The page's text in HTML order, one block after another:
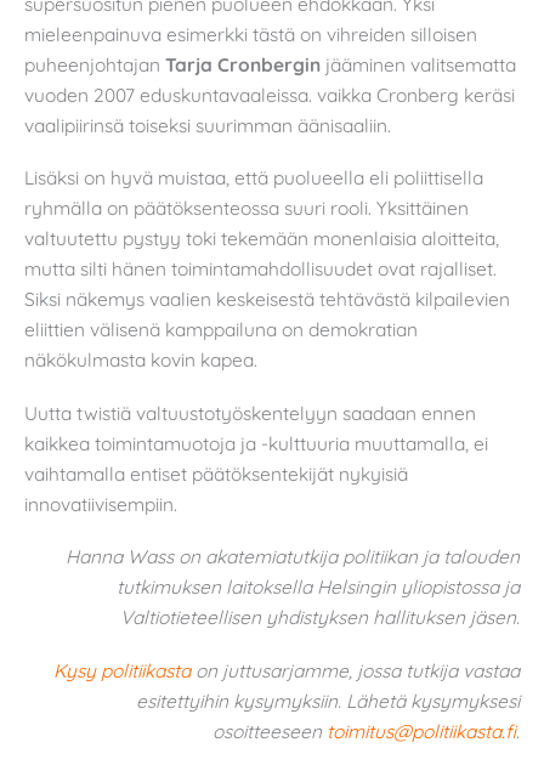
mieleenpainuva esimerkki tästä on vihreiden silloisen
puheenjohtajan Tarja Cronbergin jääminen valitsematta
vuoden 2007 eduskuntavaaleissa. vaikka Cronberg keräsi
vaalipiirinsä toiseksi suurimman äänisaaliin.
Lisäksi on hyvä muistaa, että puolueella eli poliittisella
ryhmälla on päätöksenteossa suuri rooli. Yksittäinen
valtuutettu pystyy toki tekemään monenlaisia aloitteita,
mutta silti hänen toimintamahdollisuudet ovat rajalliset.
Siksi näkemys vaalien keskeisestä tehtävästä kilpailevien
eliittien välisenä kamppailuna on demokratian
näkökulmasta kovin kapea.
Uutta twistiä valtuustotyöskentelyyn saadaan ennen
kaikkea toimintamuotoja ja -kulttuuria muuttamalla, ei
vaihtamalla entiset päätöksentekijät nykyisiä
innovatiivisempiin.
Hanna Wass on akatemiatutkija politiikan ja talouden
tutkimuksen laitoksella Helsingin yliopistossa ja
Valtiotieteellisen yhdistyksen hallituksen jäsen.
Kysy politiikastaon juttusarjamme, jossa tutkija vastaa
esitettyihin kysymyksiin. Lähetä kysymyksesi
osoitteeseen toimitus@politiikasta.fi.